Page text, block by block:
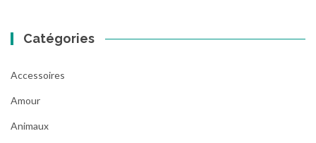
Catégories
Accessoires
Amour
Animaux